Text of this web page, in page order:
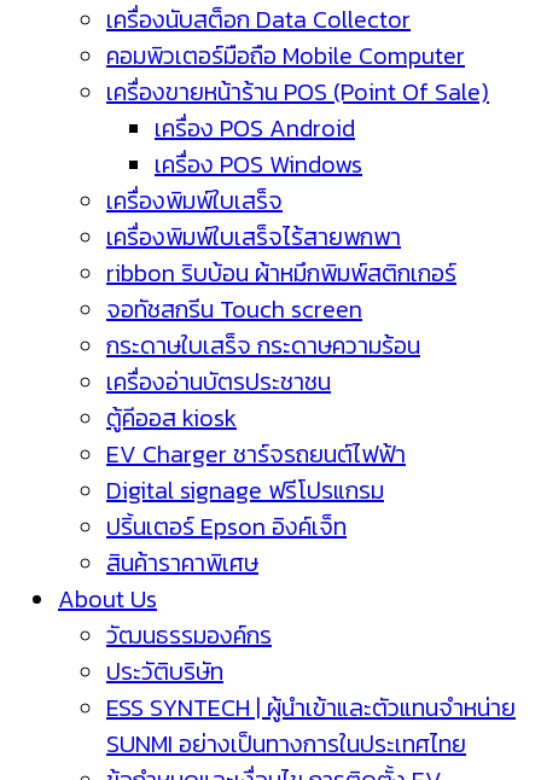
เครื่องนับสต็อก Data Collector
คอมพิวเตอร์มือถือ Mobile Computer
เครื่องขายหน้าร้าน POS (Point Of Sale)
เครื่อง POS Android
เครื่อง POS Windows
เครื่องพิมพ์ใบเสร็จ
เครื่องพิมพ์ใบเสร็จไร้สายพกพา
ribbon ริบบ้อน ผ้าหมึกพิมพ์สติกเกอร์
จอทัชสกรีน Touch screen
กระดาษใบเสร็จ กระดาษความร้อน
เครื่องอ่านบัตรประชาชน
ตู้คีออส kiosk
EV Charger ชาร์จรถยนต์ไฟฟ้า
Digital signage ฟรีโปรแกรม
ปริ้นเตอร์ Epson อิงค์เจ็ท
สินค้าราคาพิเศษ
About Us
วัฒนธรรมองค์กร
ประวัติบริษัท
ESS SYNTECH | ผู้นำเข้าและตัวแทนจำหน่าย
SUNMI อย่างเป็นทางการในประเทศไทย